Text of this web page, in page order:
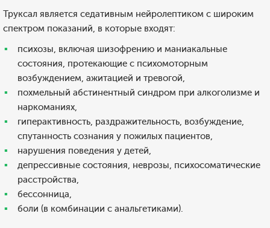
Труксал является седативным нейролептиком с широким
спектром показаний, в которые входят:
психозы, включая шизофрению и маниакальные
состояния, протекающие с психомоторным
возбуждением, ажитацией и тревогой,
похмельный абстинентный синдром при алкоголизме и
наркоманиях,
гиперактивность, раздражительность, возбуждение,
спутанность сознания у пожилых пациентов,
нарушения поведения у детей,
депрессивные состояния, неврозы, психосоматические
расстройства,
бессонница,
боли (в комбинации с анальгетиками).